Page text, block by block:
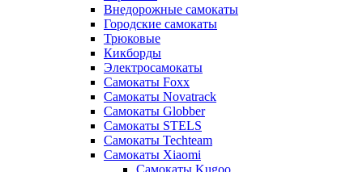
Внедорожные самокаты
Городские самокаты
Трюковые
Кикборды
Электросамокаты
Самокаты Foxx
Самокаты Novatrack
Самокаты Globber
Самокаты STELS
Самокаты Techteam
Самокаты Xiaomi
Самокаты Kugoo